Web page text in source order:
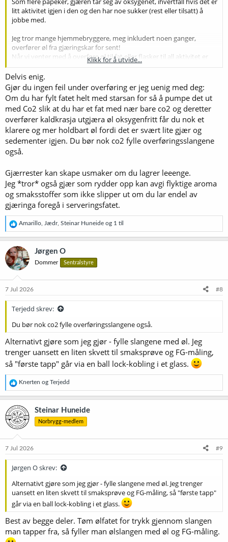
litt aktivitet igjen i den og den har noe sukker (rest eller tilsatt) å
jobbe med.
Jeg tror mange hjemmebryggere, meg inkludert noen ganger,
overfører øl fra gjæringskar for sent!
Når vi venter med å overføre øl til fat eller flasker til all aktivitet er
over, f.eks. ingen plopp i gjærlåsen og ølet er klart, og det aller
verste, cold-crash av gjæringskar etter at ølet er gjæret ut, gir vi
gjæren dårligere forutsetninger for å rydde opp i små og store feil vi
gjør under overføring.
Jeg tror mange vil oppleve en heving i kvalitet om de overfører til fat
mye tidligere, når det er et par SG-poeng igjen av gjæringen, og lar
ølet gjære ut de siste poengene i fatet. Vent med å kjøle det ned til
gjæringen er over og fatet har bygget opp trykk naturlig.
Det samme gjelder for flasking, men her krever det litt mer kontroll
på SG og forventet FG for å få rett karbonering.
Klikk for å utvide...
Delvis enig.
Gjør du ingen feil under overføring er jeg uenig med deg:
Om du har fylt fatet helt med starsan for så å pumpe det ut
med Co2 slik at du har et fat med nær bare co2 og deretter
overfører kaldkrasja utgjæra øl oksygenfritt får du nok et
klarere og mer holdbart øl fordi det er svært lite gjær og
sedementer igjen. Du bør nok co2 fylle overføringsslangene
også.
Gjærrester kan skape usmaker om du lagrer leeenge.
Jeg *tror* også gjær som rydder opp kan avgi flyktige aroma
og smaksstoffer som ikke slipper ut om du lar endel av
gjæringa foregå i serveringsfatet.
R
e
a
k
s
j
o
e
Amarillo Jædr, Steinar Huneide og 1 til
Jørgen O
Dommer Sentralstyre
7 Jul 2026 #8
Terjedd skrev:
Du bør nok co2 fylle overføringsslangene også.
Alternativt gjøre som jeg gjør - fylle slangene med øl. Jeg
trenger uansett en liten skvett til smaksprøve og FG-måling,
så "første tapp" går via en ball lock-kobling i et glass.
R
e
a
k
s
j
o
e
Knerten og Terjedd
Steinar Huneide
Norbrygg-medlem
7 Jul 2026 #9
Jørgen O skrev:
Alternativt gjøre som jeg gjør - fylle slangene med øl. Jeg trenger
uansett en liten skvett til smaksprøve og FG-måling, så "første tapp"
går via en ball lock-kobling i et glass.
Best av begge deler. Tøm ølfatet for trykk gjennom slangen
man tapper fra, så fyller man ølslangen med øl og FG-måling.